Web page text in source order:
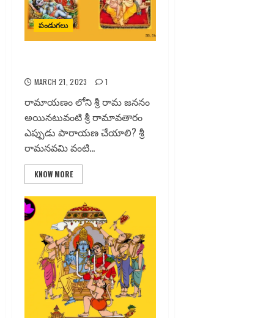
పండుగలు
MARCH 21, 2023 1
రామాయణం లోని శ్రీ రామ జననం
అయినటువంటి శ్రీ రామావతారం
ఎప్పుడు పారాయణ చేయాలి? శ్రీ
రామనవమి వంటి...
KNOW MORE